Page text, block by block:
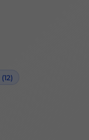
(12)